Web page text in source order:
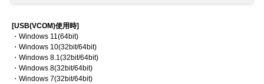
[USB(VCOM)使用時]
・Windows 11(64bit)
・Windows 10(32bit/64bit)
・Windows 8.1(32bit/64bit)
・Windows 8(32bit/64bit)
・Windows 7(32bit/64bit)